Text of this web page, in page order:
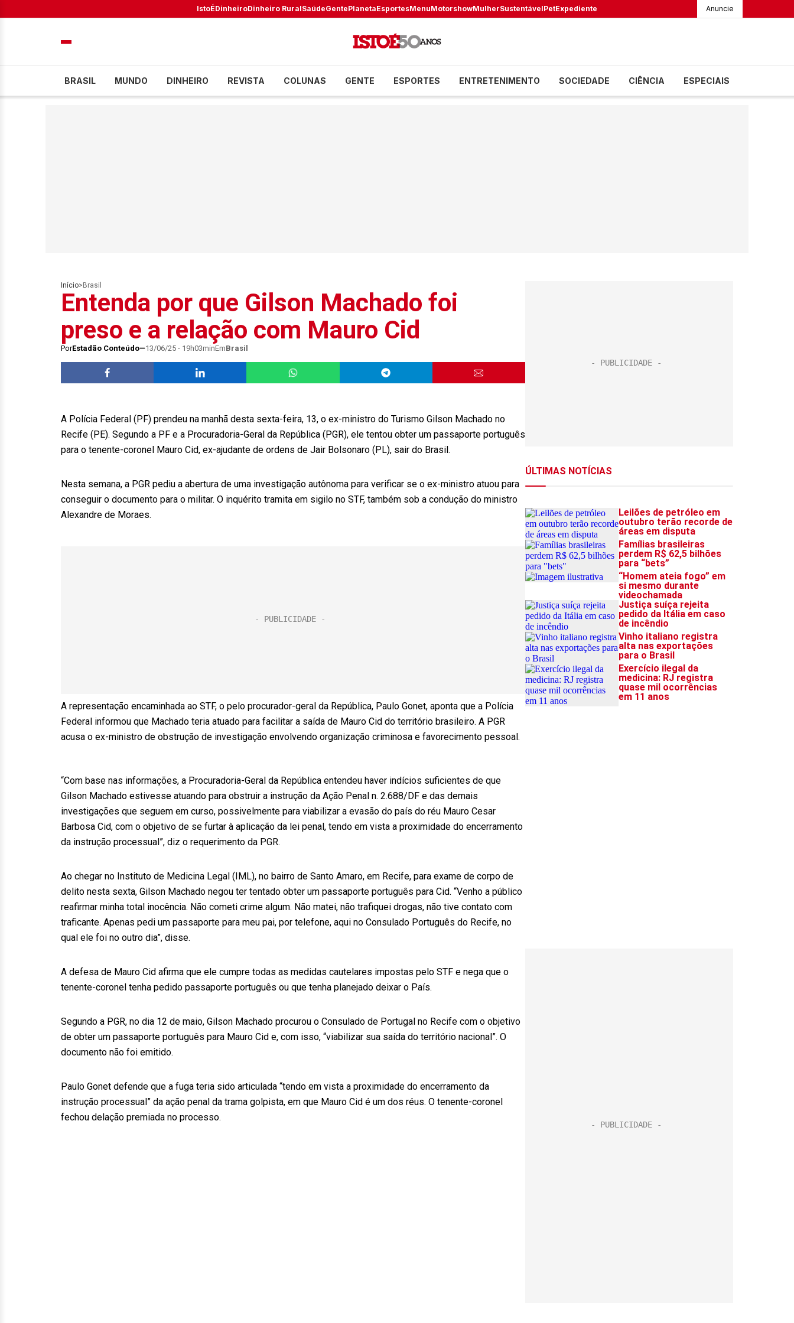
IstoÉDinheiroDinheiro RuralSaúdeGentePlanetaEsportesMenuMotorshowMulherSustentávelPetExpediente Anuncie
BRASIL MUNDO DINHEIRO REVISTA COLUNAS GENTE ESPORTES ENTRETENIMENTO SOCIEDADE CIÊNCIA ESPECIAIS
Início> Brasil
Entenda por que Gilson Machado foi
preso e a relação com Mauro Cid
PorEstadão Conteúdo 13/06/25 - 19h03minEmBrasil
A Polícia Federal (PF) prendeu na manhã desta sexta-feira, 13, o ex-ministro do Turismo Gilson Machado no
Recife (PE). Segundo a PF e a Procuradoria-Geral da República (PGR), ele tentou obter um passaporte português
para o tenente-coronel Mauro Cid, ex-ajudante de ordens de Jair Bolsonaro (PL), sair do Brasil.
Nesta semana, a PGR pediu a abertura de uma investigação autônoma para verificar se o ex-ministro atuou para
conseguir o documento para o militar. O inquérito tramita em sigilo no STF, também sob a condução do ministro
Alexandre de Moraes.
A representação encaminhada ao STF, o pelo procurador-geral da República, Paulo Gonet, aponta que a Polícia
Federal informou que Machado teria atuado para facilitar a saída de Mauro Cid do território brasileiro. A PGR
acusa o ex-ministro de obstrução de investigação envolvendo organização criminosa e favorecimento pessoal.
“Com base nas informações, a Procuradoria-Geral da República entendeu haver indícios suficientes de que
Gilson Machado estivesse atuando para obstruir a instrução da Ação Penal n. 2.688/DF e das demais
investigações que seguem em curso, possivelmente para viabilizar a evasão do país do réu Mauro Cesar
Barbosa Cid, com o objetivo de se furtar à aplicação da lei penal, tendo em vista a proximidade do encerramento
da instrução processual”, diz o requerimento da PGR.
Ao chegar no Instituto de Medicina Legal (IML), no bairro de Santo Amaro, em Recife, para exame de corpo de
delito nesta sexta, Gilson Machado negou ter tentado obter um passaporte português para Cid. “Venho a público
reafirmar minha total inocência. Não cometi crime algum. Não matei, não trafiquei drogas, não tive contato com
traficante. Apenas pedi um passaporte para meu pai, por telefone, aqui no Consulado Português do Recife, no
qual ele foi no outro dia”, disse.
A defesa de Mauro Cid afirma que ele cumpre todas as medidas cautelares impostas pelo STF e nega que o
tenente-coronel tenha pedido passaporte português ou que tenha planejado deixar o País.
Segundo a PGR, no dia 12 de maio, Gilson Machado procurou o Consulado de Portugal no Recife com o objetivo
de obter um passaporte português para Mauro Cid e, com isso, “viabilizar sua saída do território nacional”. O
documento não foi emitido.
Paulo Gonet defende que a fuga teria sido articulada “tendo em vista a proximidade do encerramento da
instrução processual” da ação penal da trama golpista, em que Mauro Cid é um dos réus. O tenente-coronel
fechou delação premiada no processo.